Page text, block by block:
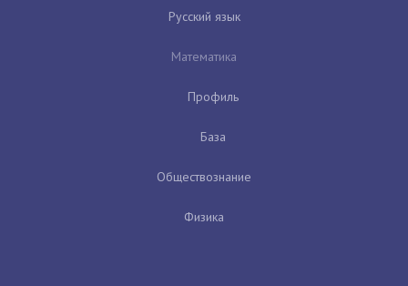
Русский язык
Математика
Профиль
База
Обществознание
Физика